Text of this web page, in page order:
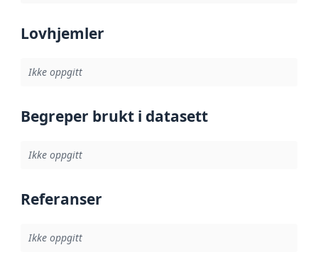
Lovhjemler
Ikke oppgitt
Begreper brukt i datasett
Ikke oppgitt
Referanser
Ikke oppgitt